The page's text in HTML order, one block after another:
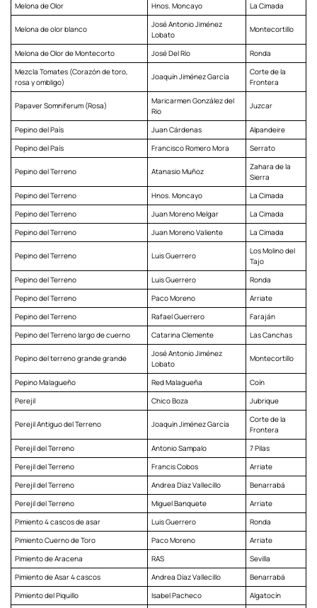
Melona de Olor Hnos. Moncayo La Cimada
Melona de olor blanco
José Antonio Jiménez
Lobato
Montecortillo
Melona de Olor de Montecorto José Del Río
Ronda
Mezcla Tomates (Corazón de toro,
rosa y ombligo)
Joaquín Jiménez García
Corte de la
Frontera
Papaver Somniferum (Rosa)
Maricarmen González del
Rio
Juzcar
Pepino del País Juan Cárdenas
Alpandeire
Pepino del País
Francisco Romero Mora Serrato
Pepino del Terreno Atanasio Muñoz
Zahara de la
Sierra
Pepino del Terreno
Hnos. Moncayo
La Cimada
Pepino del Terreno
Juan Moreno Melgar
La Cimada
Pepino del Terreno
Juan Moreno Valiente La Cimada
Pepino del Terreno Luis Guerrero
Los Molino del
Tajo
Pepino del Terreno
Luis Guerrero
Ronda
Pepino del Terreno
Paco Moreno
Arriate
Pepino del Terreno
Rafael Guerrero
Faraján
Pepino del Terreno largo de cuerno
Catarina Clemente Las Canchas
Pepino del terreno grande grande
José Antonio Jiménez
Lobato
Montecortillo
Pepino Malagueño Red Malagueña
Coín
Perejil
Chico Boza Jubrique
Perejil Antiguo del Terreno Joaquín Jiménez García
Corte de la
Frontera
Perejil del Terreno
Antonio Sampalo
7 Pilas
Perejil del Terreno
Francis Cobos
Arriate
Perejil del Terreno
Andrea Díaz Vallecillo
Benarrabá
Perejil del Terreno
Miguel Banquete
Arriate
Pimiento 4 cascos de asar
Luis Guerrero
Ronda
Pimiento Cuerno de Toro
Paco Moreno
Arriate
Pimiento de Aracena
RAS
Sevilla
Pimiento de Asar 4 cascos
Andrea Díaz Vallecillo
Benarrabá
Pimiento del Piquillo
Isabel Pacheco
Algatocín